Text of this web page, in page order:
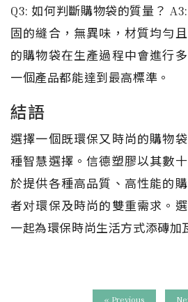
Q3: 如何判斷購物袋的質量？
固的縫合，無異味，材質均勻
的購物袋在生產過程中會進行
一個產品都能達到最高標準。
結語
選擇一個既環保又時尚的購物
種智慧選擇。信德塑膠以其數
於提供各種高品質、高性能的
者对環保及時尚的雙重需求。
一起為環保時尚生活方式添磚加
« Previous